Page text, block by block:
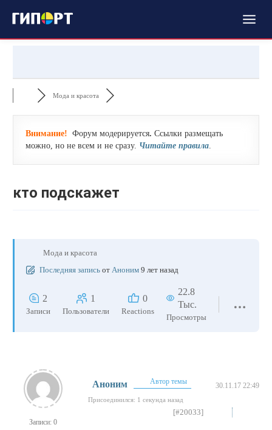
Мода и красота
Внимание! Форум модерируется. Ссылки размещать
можно, но не всем и не сразу. Читайте правила.
кто подскажет
Мода и красота
Последняя запись от Аноним 9 лет назад
2
Записи
1
Пользователи
0
Reactions
22.8
Тыс.
Просмотры
Записи: 0
Аноним Автор темы 30.11.17 22:49
Присоединился: 1 секунда назад
[#20033]